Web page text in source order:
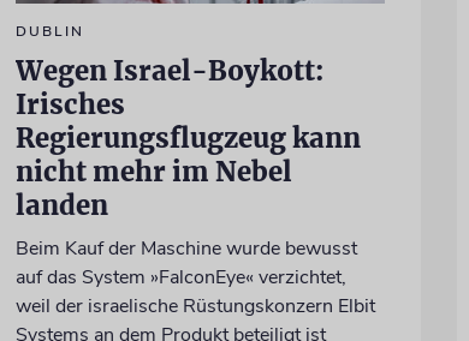
DUBLIN
Wegen Israel-Boykott:
Irisches
Regierungsflugzeug kann
nicht mehr im Nebel
landen
Beim Kauf der Maschine wurde bewusst
auf das System »FalconEye« verzichtet,
weil der israelische Rüstungskonzern Elbit
Systems an dem Produkt beteiligt ist